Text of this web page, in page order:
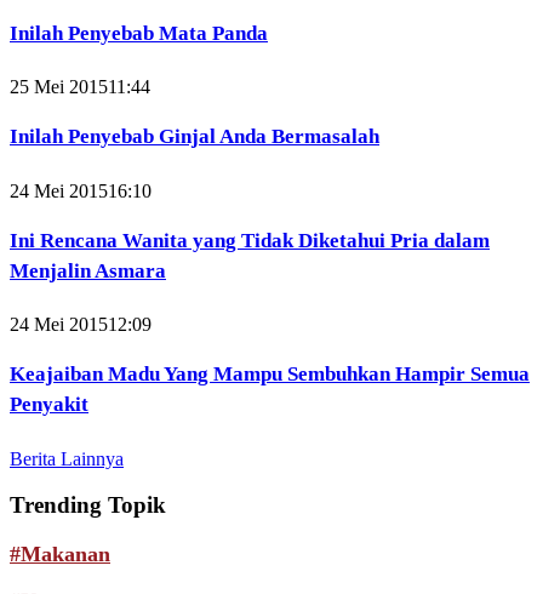
Inilah Penyebab Mata Panda
25 Mei 201511:44
Inilah Penyebab Ginjal Anda Bermasalah
24 Mei 201516:10
Ini Rencana Wanita yang Tidak Diketahui Pria dalam
Menjalin Asmara
24 Mei 201512:09
Keajaiban Madu Yang Mampu Sembuhkan Hampir Semua
Penyakit
Berita Lainnya
Trending Topik
#Makanan